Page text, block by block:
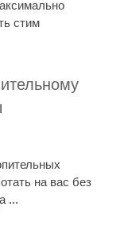
стим
на вас без
...